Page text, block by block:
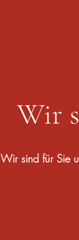
Wir
Wir sind für Sie